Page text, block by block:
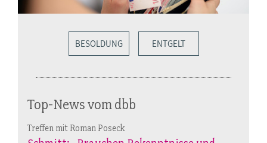
BESOLDUNG ENTGELT
Top-News vom dbb
Treffen mit Roman Poseck